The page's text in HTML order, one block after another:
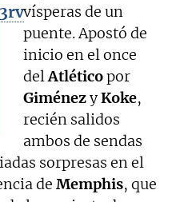
vísperas de un
puente. Apostó de
inicio en el once
delAtléticopor
GiménezyKoke,
recién salidos
ambos de sendas
sorpresas en el
de Memphis, que